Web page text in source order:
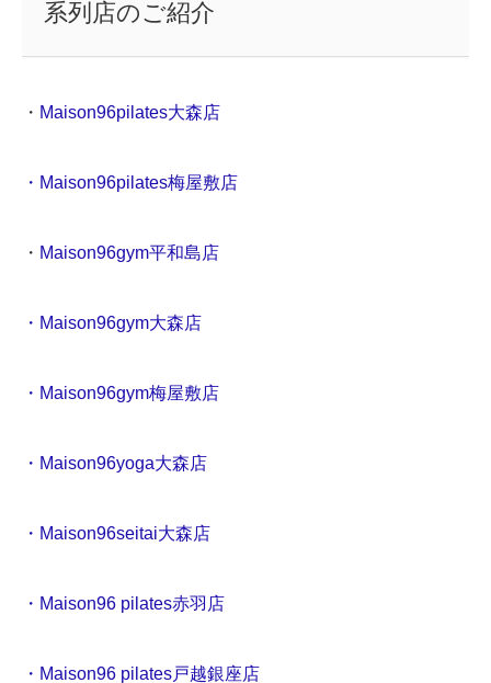
系列店のご紹介
・ Maison96pilates大森店
・Maison96pilates梅屋敷店
・ Maison96gym平和島店
・Maison96gym大森店
・Maison96gym梅屋敷店
・Maison96yoga大森店
・Maison96seitai大森店
・Maison96 pilates赤羽店
・Maison96 pilates戸越銀座店